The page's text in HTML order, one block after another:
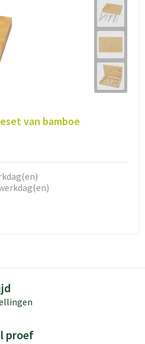
van bamboe
proef